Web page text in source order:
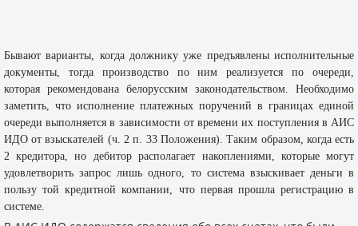
Бывают варианты, когда должнику уже предъявлены исполнительные
документы, тогда производство по ним реализуется по очереди,
которая рекомендована белорусским законодательством. Необходимо
заметить, что исполнение платежных поручений в границах единой
очереди выполняется в зависимости от времени их поступления в АИС
ИДО от взыскателей (ч. 2 п. 33 Положения). Таким образом, когда есть
2 кредитора, но дебитор располагает накоплениями, которые могут
удовлетворить запрос лишь одного, то система взыскивает деньги в
пользу той кредитной компании, что первая прошла регистрацию в
системе.